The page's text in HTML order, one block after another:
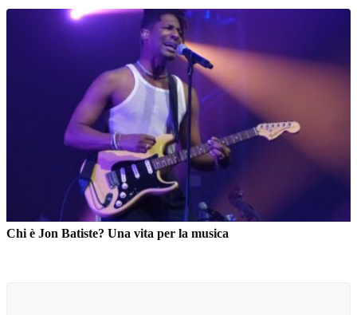
Chi è Jon Batiste? Una vita per la musica